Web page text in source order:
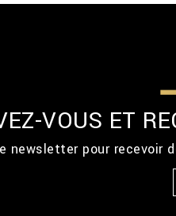
VOUS ET
newsletter pour recevoir